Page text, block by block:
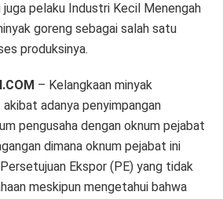
pelaku Industri Kecil Menengah
goreng sebagai salah satu
produksinya.
– Kelangkaan minyak
adanya penyimpangan
pengusaha dengan oknum pejabat
dimana oknum pejabat ini
Ekspor (PE) yang tidak
meskipun mengetahui bahwa